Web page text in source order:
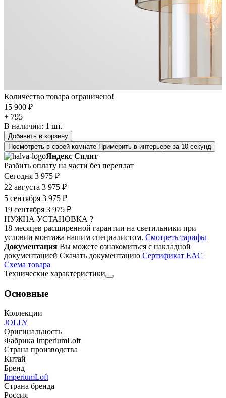
Количество товара ограничено!
15 900 ₽
+ 795
В наличии: 1 шт.
Добавить в корзину
Посмотреть в своей комнате Примерить в интерьере за 10 секунд
Яндекс Сплит
Разбить оплату на части без переплат
Сегодня 3 975 ₽
22 августа 3 975 ₽
5 сентября 3 975 ₽
19 сентября 3 975 ₽
НУЖНА УСТАНОВКА ?
18 месяцев расширенной гарантии на светильники при
условии монтажа нашим специалистом. Смотреть тарифы
Документация Вы можете ознакомиться с накладной
документацией Скачать документацию Cертификат EAC
Cхема товара
Технические характеристики
Основные
Коллекции
JOLLY
Оригинальность
Фабрика ImperiumLoft
Страна производства
Китай
Бренд
ImperiumLoft
Страна бренда
Россия